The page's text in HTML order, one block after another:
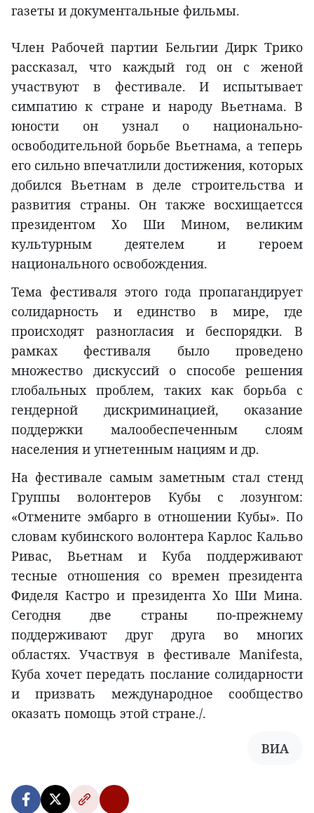
газеты и документальные фильмы.
Член Рабочей партии Бельгии Дирк Трико
рассказал, что каждый год он с женой
участвуют в фестивале. И испытывает
симпатию к стране и народу Вьетнама. В
юности он узнал о национально-
освободительной борьбе Вьетнама, а теперь
его сильно впечатлили достижения, которых
добился Вьетнам в деле строительства и
развития страны. Он также восхищаетсся
президентом Хо Ши Мином, великим
культурным деятелем и героем
национального освобождения.
Тема фестиваля этого года пропагандирует
солидарность и единство в мире, где
происходят разногласия и беспорядки. В
рамках фестиваля было проведено
множество дискуссий о способе решения
глобальных проблем, таких как борьба с
гендерной дискриминацией, оказание
поддержки малообеспеченным слоям
населения и угнетенным нациям и др.
На фестивале самым заметным стал стенд
Группы волонтеров Кубы с лозунгом:
«Отмените эмбарго в отношении Кубы». По
словам кубинского волонтера Карлос Кальво
Ривас, Вьетнам и Куба поддерживают
тесные отношения со времен президента
Фиделя Кастро и президента Хо Ши Мина.
Сегодня две страны по-прежнему
поддерживают друг друга во многих
областях. Участвуя в фестивале Manifesta,
Куба хочет передать послание солидарности
и призвать международное сообщество
оказать помощь этой стране./.
ВИА